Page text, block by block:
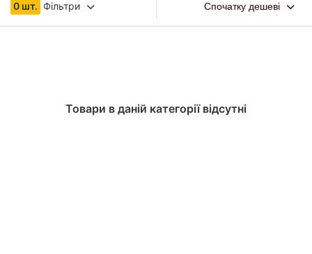
0 шт. Фільтри Спочатку дешеві
Товари в даній категорії відсутні